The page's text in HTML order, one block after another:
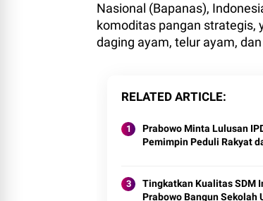
Nasional (Bapanas),
komoditas pangan strategis,
daging ayam, telur ayam,
RELATED ARTICLE
Prabowo Minta Lulusan
Pemimpin Peduli Rakyat
Tingkatkan Kualitas SDM
Prabowo Bangun Sekolah